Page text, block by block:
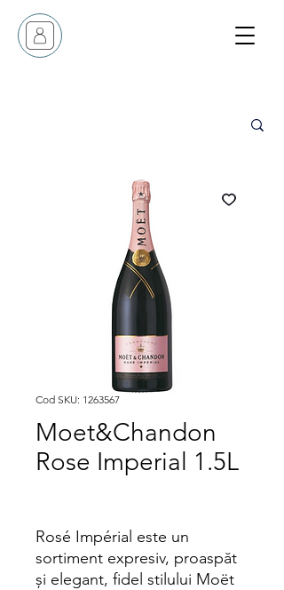
Cod SKU: 1263567
Moet&Chandon
Rose Imperial 1.5L
Rosé Impérial este un
sortiment expresiv, proaspăt
şi elegant, fidel stilului Moët